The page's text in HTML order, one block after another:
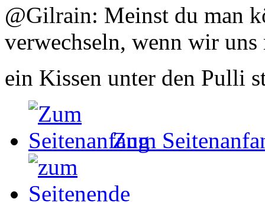
@Gilrain: Meinst du man
verwechseln, wenn wir
ein Kissen unter den Pulli
Zum